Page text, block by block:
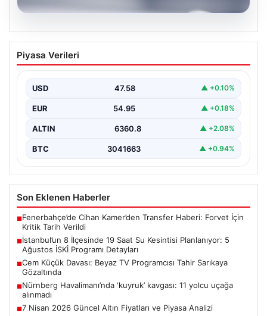
04.08.2026
Programcısı Tahir Sarıkaya Gözaltında
Son dönemde kamuoyunun gündeminde yer alan Cem
Küçük soruşturması kapsamında, medya sektöründe
Piyasa Verileri
USD 47.58 ▲ +0.10%
EUR 54.95 ▲ +0.18%
ALTIN 6360.8 ▲ +2.08%
BTC 3041663 ▲ +0.94%
Son Eklenen Haberler
■ Fenerbahçe’de Cihan Kamer’den Transfer Haberi: Forvet İçin
Kritik Tarih Verildi
■İstanbul’un 8 İlçesinde 19 Saat Su Kesintisi Planlanıyor: 5
Ağustos İSKİ Programı Detayları
■Cem Küçük Davası: Beyaz TV Programcısı Tahir Sarıkaya
Gözaltında
■Nürnberg Havalimanı’nda ‘kuyruk’ kavgası: 11 yolcu uçağa
alınmadı
■7 Nisan 2026 Güncel Altın Fiyatları ve Piyasa Analizi